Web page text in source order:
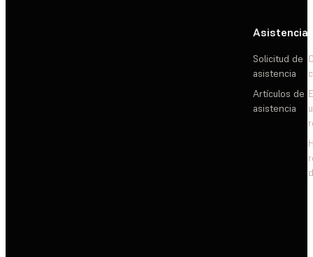
Asistencia
Solicitud de
asistencia
Artículos de
asistencia